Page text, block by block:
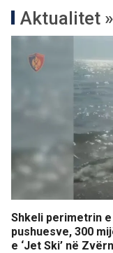
Aktualitet »
Shkeli perimetrin
pushuesve, 300
e ‘Jet Ski’ në